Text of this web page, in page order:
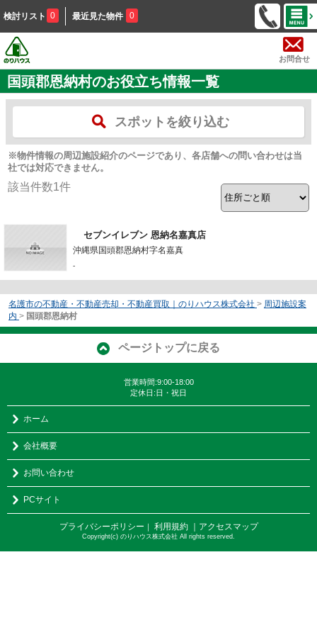
検討リスト 0 最近見た物件 0
お問合せ
国頭郡恩納村のお役立ち情報一覧
スポットを絞り込む
※物件情報の周辺施設紹介のページであり、各店舗への問い合わせは当
社では対応できません。
該当件数1件
セブンイレブン 恩納名嘉真店
沖縄県国頭郡恩納村字名嘉真
-
名護市の不動産・不動産売却・不動産買取｜のりハウス株式会社 > 周辺施設案
内 > 国頭郡恩納村
ページトップに戻る
営業時間:9:00-18:00
定休日:日・祝日
ホーム
会社概要
お問い合わせ
PCサイト
プライバシーポリシー ｜ 利用規約 ｜アクセスマップ
Copyright(c) のりハウス株式会社 All rights reserved.